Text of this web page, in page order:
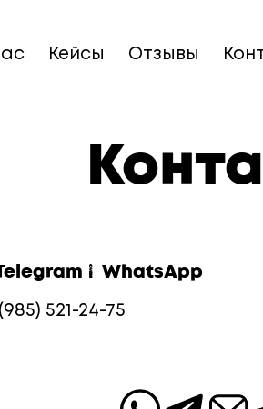
Кейсы Отзывы
/ WhatsApp
521-24-75